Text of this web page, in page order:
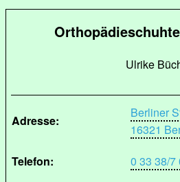
Ulrike
Adresse:
Berliner
16321
Telefon:
0 33 38/7